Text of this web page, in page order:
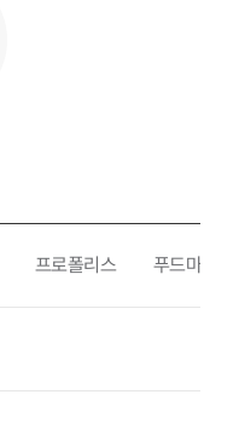
프로폴리스 푸드마스크